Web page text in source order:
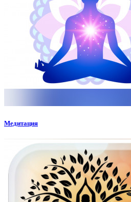
Медитация